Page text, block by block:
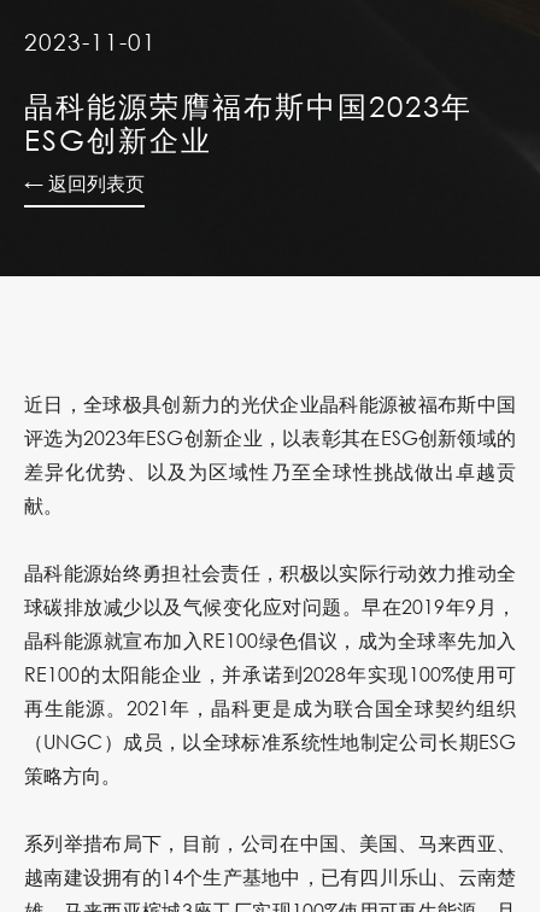
2023-11-01
晶科能源荣膺福布斯中国2023年
ESG创新企业
← 返回列表页
近日，全球极具创新力的光伏企业晶科能源被福布斯中国
评选为2023年ESG创新企业，以表彰其在ESG创新领域的
差异化优势、以及为区域性乃至全球性挑战做出卓越贡
献。
晶科能源始终勇担社会责任，积极以实际行动效力推动全
球碳排放减少以及气候变化应对问题。早在2019年9月，
晶科能源就宣布加入RE100绿色倡议，成为全球率先加入
RE100的太阳能企业，并承诺到2028年实现100%使用可
再生能源。2021年，晶科更是成为联合国全球契约组织
（UNGC）成员，以全球标准系统性地制定公司长期ESG
策略方向。
系列举措布局下，目前，公司在中国、美国、马来西亚、
越南建设拥有的14个生产基地中，已有四川乐山、云南楚